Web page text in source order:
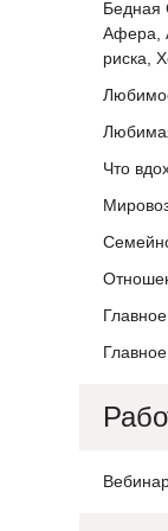
Бедная
Афера,
риска,
Что